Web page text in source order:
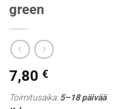
green
7,80 €
Toimitusaika:5–18 päivää